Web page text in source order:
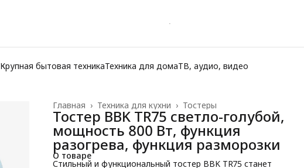
Крупная бытовая техникаТехника для домаТВ, аудио, видео
Тостеры
Техника для кухни ›
Главная ›
Тостер BBK TR75 светло-голубой,
мощность 800 Вт, функция
разогрева, функция разморозки
О товаре
Стильный и функциональный тостер BBK TR75 станет